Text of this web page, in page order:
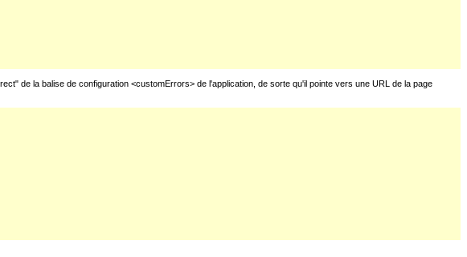
de la balise de configuration <customErrors> de l'application, de sorte qu'il pointe vers une URL de la page